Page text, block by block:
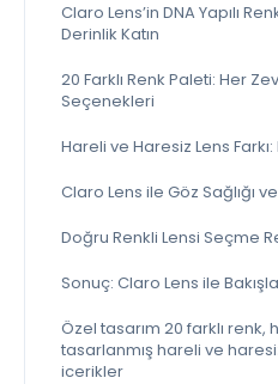
Claro Lens’in DNA Yapılı
Derinlik Katın
20 Farklı Renk Paleti: Her
Seçenekleri
Hareli ve Haresiz Lens
Claro Lens ile Göz Sağlığı
Doğru Renkli Lensi Seçme
Sonuç: Claro Lens ile
Özel tasarım 20 farklı renk,
tasarlanmış hareli ve
icerikler